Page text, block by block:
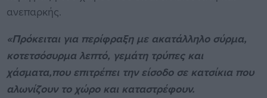
ανεπαρκής.
«Πρόκειται για περίφραξη με ακατάλληλο σύρμα,
κοτετσόσυρμα λεπτό, γεμάτη τρύπες και
χάσματα,που επιτρέπει την είσοδο σε κατσίκια που
αλωνίζουν το χώρο και καταστρέφουν.